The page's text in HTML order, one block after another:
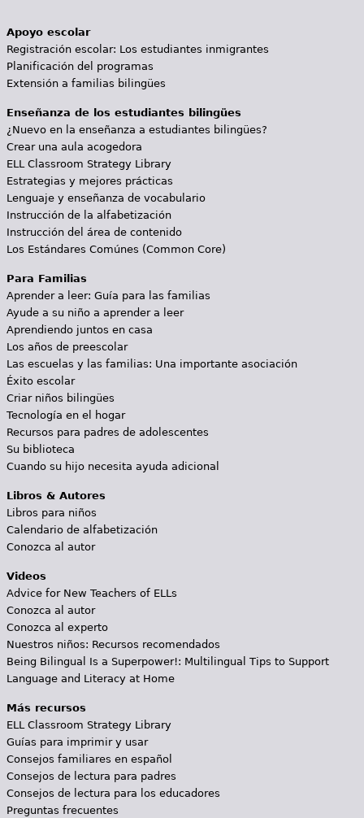
Apoyo escolar
Registración escolar: Los estudiantes inmigrantes
Planificación del programas
Extensión a familias bilingües
Enseñanza de los estudiantes bilingües
¿Nuevo en la enseñanza a estudiantes bilingües?
Crear una aula acogedora
ELL Classroom Strategy Library
Estrategias y mejores prácticas
Lenguaje y enseñanza de vocabulario
Instrucción de la alfabetización
Instrucción del área de contenido
Los Estándares Comúnes (Common Core)
Para Familias
Aprender a leer: Guía para las familias
Ayude a su niño a aprender a leer
Aprendiendo juntos en casa
Los años de preescolar
Las escuelas y las familias: Una importante asociación
Éxito escolar
Criar niños bilingües
Tecnología en el hogar
Recursos para padres de adolescentes
Su biblioteca
Cuando su hijo necesita ayuda adicional
Libros & Autores
Libros para niños
Calendario de alfabetización
Conozca al autor
Videos
Advice for New Teachers of ELLs
Conozca al autor
Conozca al experto
Nuestros niños: Recursos recomendados
Being Bilingual Is a Superpower!: Multilingual Tips to Support
Language and Literacy at Home
Más recursos
ELL Classroom Strategy Library
Guías para imprimir y usar
Consejos familiares en español
Consejos de lectura para padres
Consejos de lectura para los educadores
Preguntas frecuentes